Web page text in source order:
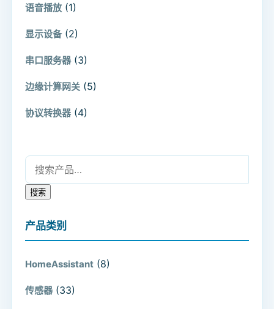
语音播放 (1)
显示设备 (2)
串口服务器 (3)
边缘计算网关 (5)
协议转换器 (4)
搜索：
搜索
产品类别
HomeAssistant (8)
传感器 (33)